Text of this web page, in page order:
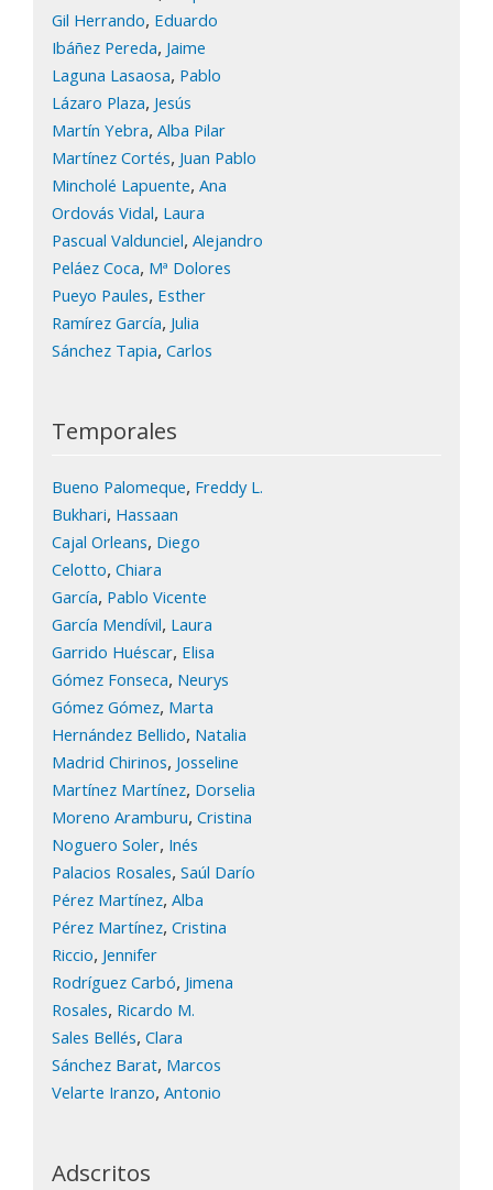
Gil Herrando, Eduardo
Ibáñez Pereda, Jaime
Laguna Lasaosa, Pablo
Lázaro Plaza, Jesús
Martín Yebra,Alba Pilar
Martínez Cortés, Juan Pablo
Mincholé Lapuente,Ana
Ordovás Vidal, Laura
Pascual Valdunciel,Alejandro
Peláez Coca, Mª Dolores
Pueyo Paules, Esther
Ramírez García, Julia
Sánchez Tapia,Carlos
Temporales
Bueno Palomeque, Freddy L.
Bukhari, Hassaan
Cajal Orleans, Diego
Celotto,Chiara
García, Pablo Vicente
García Mendívil, Laura
Garrido Huéscar, Elisa
Gómez Fonseca, Neurys
Gómez Gómez, Marta
Hernández Bellido, Natalia
Madrid Chirinos, Josseline
Martínez Martínez, Dorselia
Moreno Aramburu,Cristina
Noguero Soler, Inés
Palacios Rosales,Saúl Darío
Pérez Martínez,Alba
Pérez Martínez,Cristina
Riccio, Jennifer
Rodríguez Carbó, Jimena
Rosales, Ricardo M.
Sales Bellés,Clara
Sánchez Barat, Marcos
Velarte Iranzo,Antonio
Adscritos